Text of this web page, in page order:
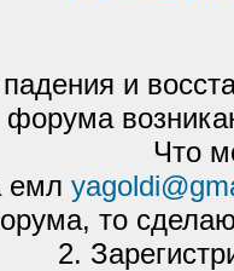
и
форума
Что
емл
то
2.